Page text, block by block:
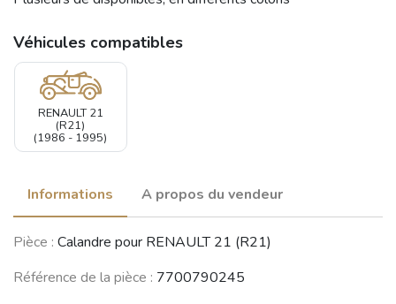
Véhicules compatibles
RENAULT 21
(R21)
(1986 - 1995)
Informations A propos du vendeur
Pièce : Calandre pour RENAULT 21 (R21)
Référence de la pièce : 7700790245